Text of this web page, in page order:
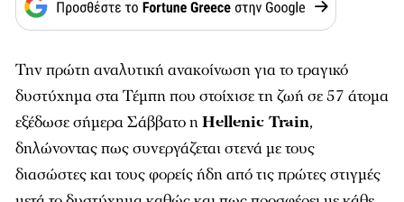
Την πρώτη αναλυτική ανακοίνωση για το τραγικό
δυστύχημα στα Τέμπη που στοίχισε τη ζωή σε 57 άτομα
εξέδωσε σήμερα Σάββατο ηHellenic Train,
δηλώνοντας πως συνεργάζεται στενά με τους
διασώστες και τους φορείς ήδη από τις πρώτες στιγμές